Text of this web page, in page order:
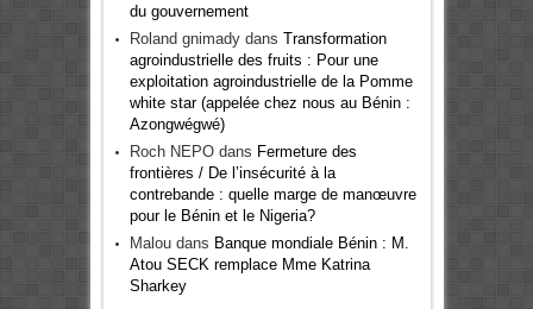
du gouvernement
Roland gnimadydans Transformation
agroindustrielle des fruits : Pour une
exploitation agroindustrielle de la Pomme
white star (appelée chez nous au Bénin :
Azongwégwé)
Roch NEPOdans Fermeture des
frontières / De l’insécurité à la
contrebande : quelle marge de manœuvre
pour le Bénin et le Nigeria?
Maloudans Banque mondiale Bénin : M.
Atou SECK remplace Mme Katrina
Sharkey